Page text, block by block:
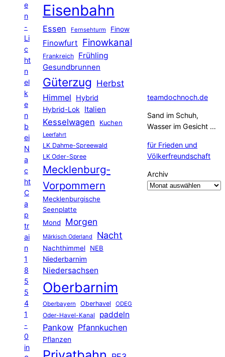
e
n
-
Li
c
ht
n
el
k
e
n
b
ei
N
a
c
ht
C
a
p
tr
ai
n
1
8
5
5
4
1
-
0
in
Eisenbahn
Essen Fernsehturm Finow
Finowfurt Finowkanal
Frankreich Frühling
Gesundbrunnen
Güterzug Herbst
Himmel
Hybrid
Hybrid-Lok Italien
Kesselwagen Kuchen
Leerfahrt
LK Dahme-Spreewald
LK Oder-Spree
Mecklenburg-
Vorpommern
Mecklenburgische
Seenplatte
Mond
Morgen
Märkisch Oderland Nacht
Nachthimmel
NEB
Niederbarnim
Niedersachsen
Oberbarnim
Oberbayern Oberhavel ODEG
Oder-Havel-Kanal paddeln
Pankow Pfannkuchen
Pflanzen
teamdochnoch.de
Sand im Schuh,
Wasser im Gesicht …
für Frieden und
Völkerfreundschaft
Archiv